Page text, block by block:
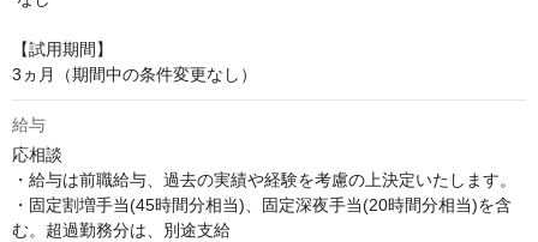
【試用期間】
3ヵ月（期間中の条件変更なし）
給与
応相談
・給与は前職給与、過去の実績や経験を考慮の上決定いたします。
・固定割増手当(45時間分相当)、固定深夜手当(20時間分相当)を含
む。超過勤務分は、別途支給